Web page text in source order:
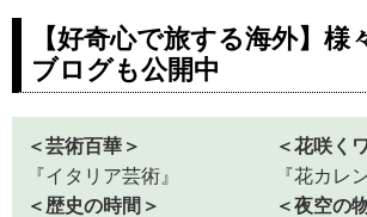
とり旅、ワンラ
数ご用意。ジャ
どのおすすめツ
アーの検索・ご
【好奇心で旅する海外】様
ブログも公開中
＜芸術百華＞
『イタリア芸術』
＜歴史の時間＞
＜花咲く
『花カレ
＜夜空の